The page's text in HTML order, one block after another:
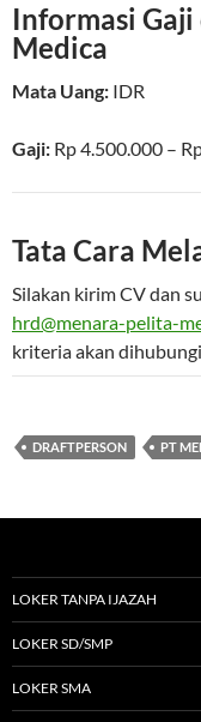
Informasi
Medica
Mata Uang: IDR
Gaji: Rp 4.500.000 –
Tata Cara
Silakan kirim CV dan
hrd@menara-pelita-
kriteria akan
DRAFTPERSON PT
LOKER TANPA IJAZAH
LOKER SD/SMP
LOKER SMA